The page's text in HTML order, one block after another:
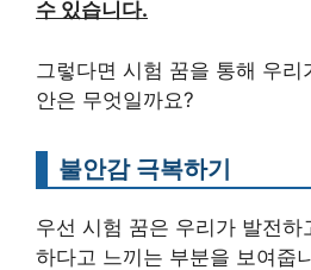
수 있습니다.
그렇다면 시험 꿈을 통해 우
안은 무엇일까요?
불안감 극복하기
우선 시험 꿈은 우리가 발전하
하다고 느끼는 부분을 보여줍